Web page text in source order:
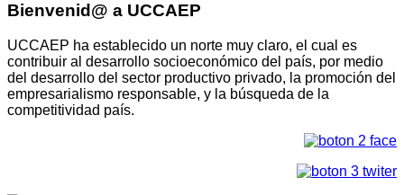
Bienvenid@ a UCCAEP
UCCAEP ha establecido un norte muy claro, el cual es
contribuir al desarrollo socioeconómico del país, por medio
del desarrollo del sector productivo privado, la promoción del
empresarialismo responsable, y la búsqueda de la
competitividad país.